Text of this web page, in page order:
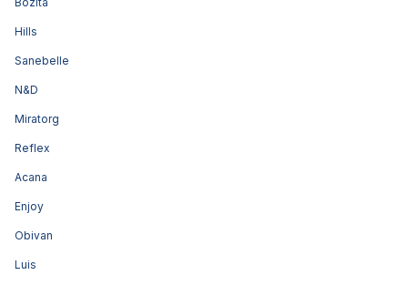
Hills
Sanebelle
N&D
Miratorg
Reflex
Acana
Enjoy
Obivan
Luis